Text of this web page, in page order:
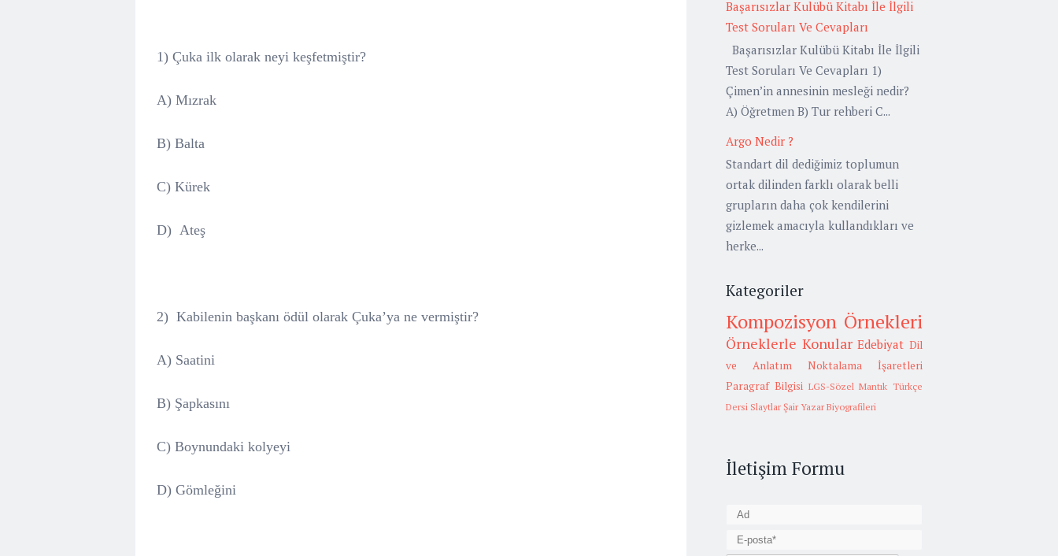
1) Çuka ilk olarak neyi keşfetmiştir?
A) Mızrak
B) Balta
C) Kürek
D) Ateş
2) Kabilenin başkanı ödül olarak Çuka’ya ne vermiştir?
A) Saatini
B) Şapkasını
C) Boynundaki kolyeyi
D) Gömleğini
Başarısızlar Kulübü Kitabı İle İlgili
Test Soruları Ve Cevapları
Başarısızlar Kulübü Kitabı İle İlgili
Test Soruları Ve Cevapları 1)
Çimen’in annesinin mesleği nedir?
A) Öğretmen B) Tur rehberi C...
Argo Nedir ?
Standart dil dediğimiz toplumun
ortak dilinden farklı olarak belli
grupların daha çok kendilerini
gizlemek amacıyla kullandıkları ve
herke...
Kategoriler
Kompozisyon Örnekleri
Örneklerle Konular Edebiyat Dil
ve Anlatım
Noktalama İşaretleri
Paragraf Bilgisi LGS-Sözel Mantık Türkçe
Dersi Slaytlar Şair Yazar Biyografileri
İletişim Formu